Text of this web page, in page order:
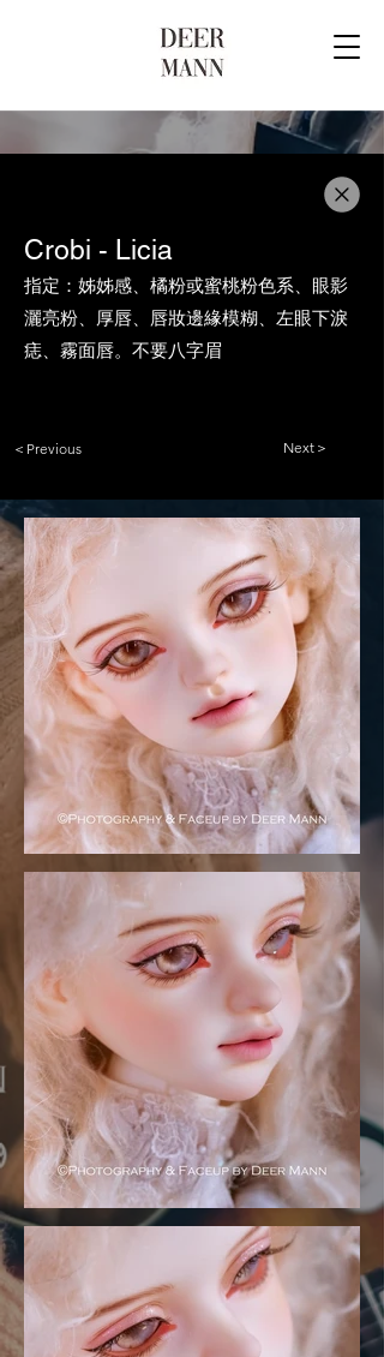
Crobi - Licia
指定：姊姊感、橘粉或蜜桃粉色系、眼影
灑亮粉、厚唇、唇妝邊緣模糊、左眼下淚
痣、霧面唇。不要八字眉
＜Previous Next＞